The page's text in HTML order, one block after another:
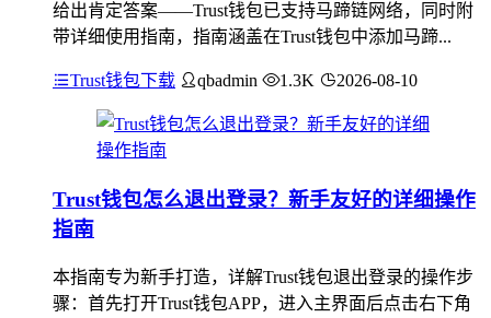
给出肯定答案——Trust钱包已支持马蹄链网络，同时附
带详细使用指南，指南涵盖在Trust钱包中添加马蹄...
Trust钱包下载 qbadmin 1.3K 2026-08-10
Trust钱包怎么退出登录？新手友好的详细操作
指南
本指南专为新手打造，详解Trust钱包退出登录的操作步
骤：首先打开Trust钱包APP，进入主界面后点击右下角